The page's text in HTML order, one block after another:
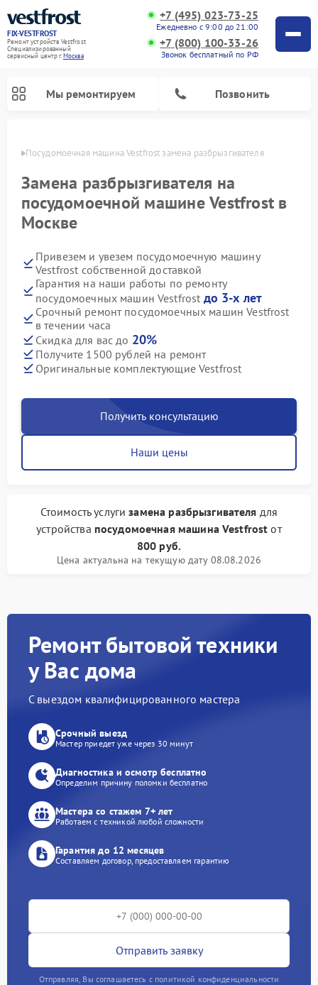
FIX-VESTFROST
Ремонт устройств Vestfrost
Специализированный
cервисный центр г.Москва
+7 (495) 023-73-25
Ежедневно с 9:00 до 21:00
+7 (800) 100-33-26
Звонок бесплатный по РФ
Мы ремонтируем Позвонить
Посудомоечная машина Vestfrost замена разбрызгивателя
Замена разбрызгивателя на
посудомоечной машине Vestfrost в
Москве
Привезем и увезем посудомоечную машину
Vestfrost собственной доставкой
Гарантия на наши работы по ремонту
посудомоечных машин Vestfrost до 3-х лет
Срочный ремонт посудомоечных машин Vestfrost
в течении часа
Скидка для вас до 20%
Получите 1500 рублей на ремонт
Оригинальные комплектующие Vestfrost
Получить консультацию
Наши цены
Стоимость услугизамена разбрызгивателя для
устройства посудомоечная машина Vestfrost от
800 руб.
Цена актуальна на текущую дату 08.08.2026
Ремонт бытовой техники
у Вас дома
С выездом квалифицированного мастера
Срочный выезд
Мастер приедет уже через 30 минут
Диагностика и осмотр бесплатно
Определим причину поломки бесплатно
Мастера со стажем 7+ лет
Работаем с техникой любой сложности
Гарантия до 12 месяцев
Составляем договор, предоставляем гарантию
Отправить заявку
Отправляя, Вы соглашаетесь с политикой конфиденциальности